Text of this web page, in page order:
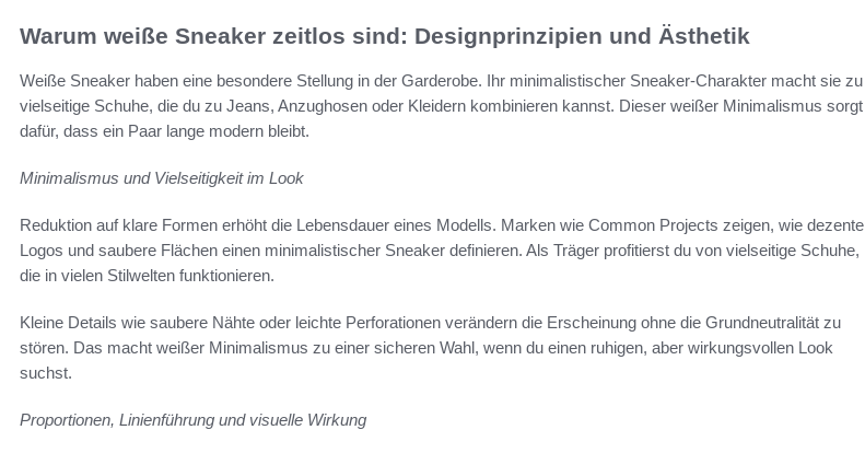
Warum weiße Sneaker zeitlos sind: Designprinzipien und Ästhetik
Weiße Sneaker haben eine besondere Stellung in der Garderobe. Ihr minimalistischer Sneaker-Charakter macht sie zu
vielseitige Schuhe, die du zu Jeans, Anzughosen oder Kleidern kombinieren kannst. Dieser weißer Minimalismus sorgt
dafür, dass ein Paar lange modern bleibt.
Minimalismus und Vielseitigkeit im Look
Reduktion auf klare Formen erhöht die Lebensdauer eines Modells. Marken wie Common Projects zeigen, wie dezente
Logos und saubere Flächen einen minimalistischer Sneaker definieren. Als Träger profitierst du von vielseitige Schuhe,
die in vielen Stilwelten funktionieren.
Kleine Details wie saubere Nähte oder leichte Perforationen verändern die Erscheinung ohne die Grundneutralität zu
stören. Das macht weißer Minimalismus zu einer sicheren Wahl, wenn du einen ruhigen, aber wirkungsvollen Look
suchst.
Proportionen, Linienführung und visuelle Wirkung